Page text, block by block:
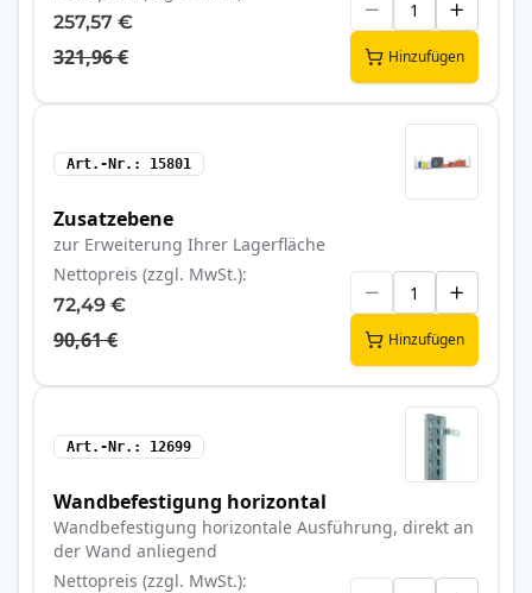
257,57 €
321,96 € Hinzufügen
Art.-Nr. 15801
Zusatzebene
zur Erweiterung Ihrer Lagerfläche
Nettopreis (zzgl. MwSt.)
72,49 €
90,61 € Hinzufügen
Art.-Nr. 12699
Wandbefestigung horizontal
Wandbefestigung horizontale Ausführung, direkt an
der Wand anliegend
Nettopreis (zzgl. MwSt.)